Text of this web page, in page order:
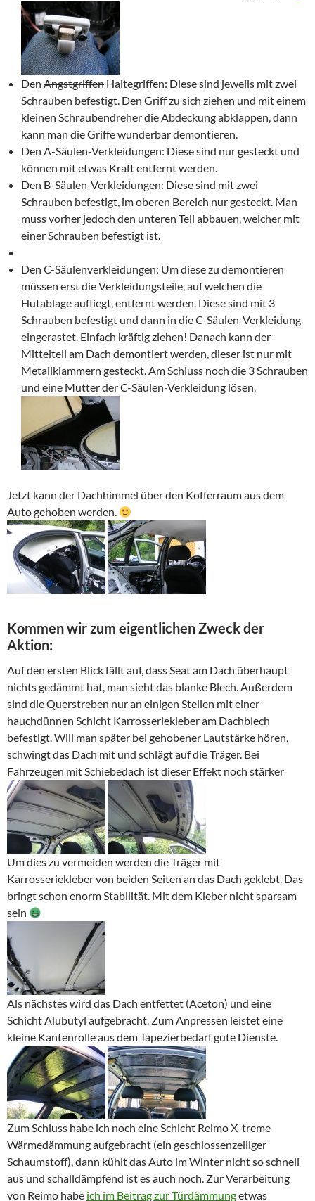
Den Angstgriffen Haltegriffen: Diese sind jeweils mit zwei
Schrauben befestigt. Den Griff zu sich ziehen und mit einem
kleinen Schraubendreher die Abdeckung abklappen, dann
kann man die Griffe wunderbar demontieren.
Den A-Säulen-Verkleidungen: Diese sind nur gesteckt und
können mit etwas Kraft entfernt werden.
Den B-Säulen-Verkleidungen: Diese sind mit zwei
Schrauben befestigt, im oberen Bereich nur gesteckt. Man
muss vorher jedoch den unteren Teil abbauen, welcher mit
einer Schrauben befestigt ist.
Den C-Säulenverkleidungen: Um diese zu demontieren
müssen erst die Verkleidungsteile, auf welchen die
Hutablage aufliegt, entfernt werden. Diese sind mit 3
Schrauben befestigt und dann in die C-Säulen-Verkleidung
eingerastet. Einfach kräftig ziehen! Danach kann der
Mittelteil am Dach demontiert werden, dieser ist nur mit
Metallklammern gesteckt. Am Schluss noch die 3 Schrauben
und eine Mutter der C-Säulen-Verkleidung lösen.
Jetzt kann der Dachhimmel über den Kofferraum aus dem
Auto gehoben werden.
Kommen wir zum eigentlichen Zweck der
Aktion:
Auf den ersten Blick fällt auf, dass Seat am Dach überhaupt
nichts gedämmt hat, man sieht das blanke Blech. Außerdem
sind die Querstreben nur an einigen Stellen mit einer
hauchdünnen Schicht Karrosseriekleber am Dachblech
befestigt. Will man später bei gehobener Lautstärke hören,
schwingt das Dach mit und schlägt auf die Träger. Bei
Fahrzeugen mit Schiebedach ist dieser Effekt noch stärker
Um dies zu vermeiden werden die Träger mit
Karrosseriekleber von beiden Seiten an das Dach geklebt. Das
bringt schon enorm Stabilität. Mit dem Kleber nicht sparsam
sein
Als nächstes wird das Dach entfettet (Aceton) und eine
Schicht Alubutyl aufgebracht. Zum Anpressen leistet eine
kleine Kantenrolle aus dem Tapezierbedarf gute Dienste.
Zum Schluss habe ich noch eine Schicht Reimo X-treme
Wärmedämmung aufgebracht (ein geschlossenzelliger
Schaumstoff), dann kühlt das Auto im Winter nicht so schnell
aus und schalldämpfend ist es auch noch. Zur Verarbeitung
von Reimo habe ich im Beitrag zur Türdämmungetwas